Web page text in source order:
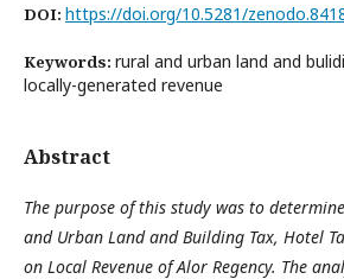
DOI: https://doi.org/10.5281/
Keywords: rural and urban land and
locally-generated revenue
Abstract
The purpose of this study was to
and Urban Land and Building Tax, Hotel
on Local Revenue of Alor Regency. The